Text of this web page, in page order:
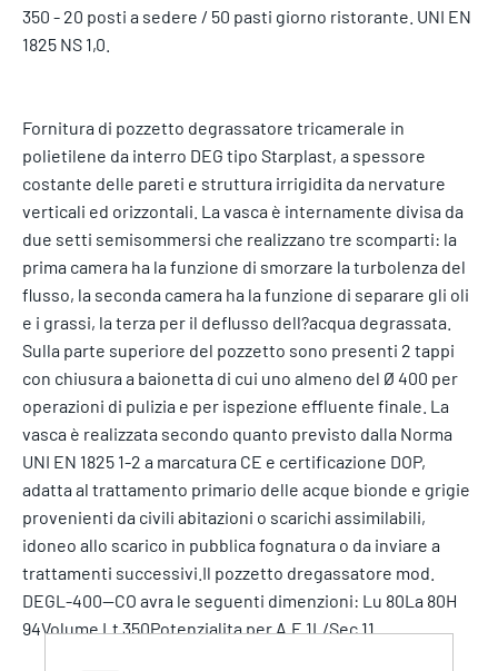
350 - 20 posti a sedere / 50 pasti giorno ristorante. UNI EN
1825 NS 1,0.
Fornitura di pozzetto degrassatore tricamerale in
polietilene da interro DEG tipo Starplast, a spessore
costante delle pareti e struttura irrigidita da nervature
verticali ed orizzontali. La vasca è internamente divisa da
due setti semisommersi che realizzano tre scomparti: la
prima camera ha la funzione di smorzare la turbolenza del
flusso, la seconda camera ha la funzione di separare gli oli
e i grassi, la terza per il deflusso dell?acqua degrassata.
Sulla parte superiore del pozzetto sono presenti 2 tappi
con chiusura a baionetta di cui uno almeno del Ø 400 per
operazioni di pulizia e per ispezione effluente finale. La
vasca è realizzata secondo quanto previsto dalla Norma
UNI EN 1825 1-2 a marcatura CE e certificazione DOP,
adatta al trattamento primario delle acque bionde e grigie
provenienti da civili abitazioni o scarichi assimilabili,
idoneo allo scarico in pubblica fognatura o da inviare a
trattamenti successivi.Il pozzetto dregassatore mod.
DEGL-400--CO avra le seguenti dimenzioni: Lu 80La 80H
94Volume Lt 350Potenzialita per A.E 1L/Sec 11